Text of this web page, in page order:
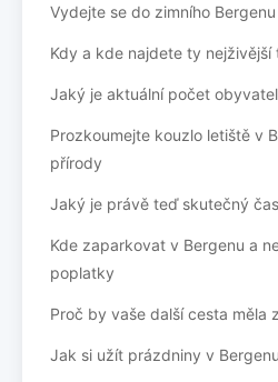
Vydejte se do zimního
Kdy a kde najdete ty nejživější
Jaký je aktuální počet
Prozkoumejte kouzlo letiště v
přírody
Jaký je právě teď skutečný
Kde zaparkovat v Bergenu a
poplatky
Proč by vaše další cesta měla
Jak si užít prázdniny v